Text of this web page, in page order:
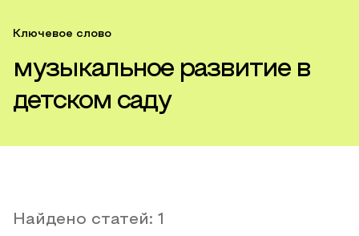
Ключевое слово
музыкальное развитие в
детском саду
Найдено статей: 1